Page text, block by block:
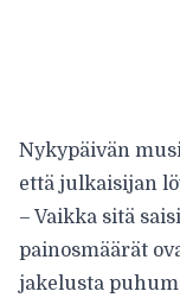
Nykypäivän
että julkaisijan
– Vaikka sitä
painosmäärät
jakelusta